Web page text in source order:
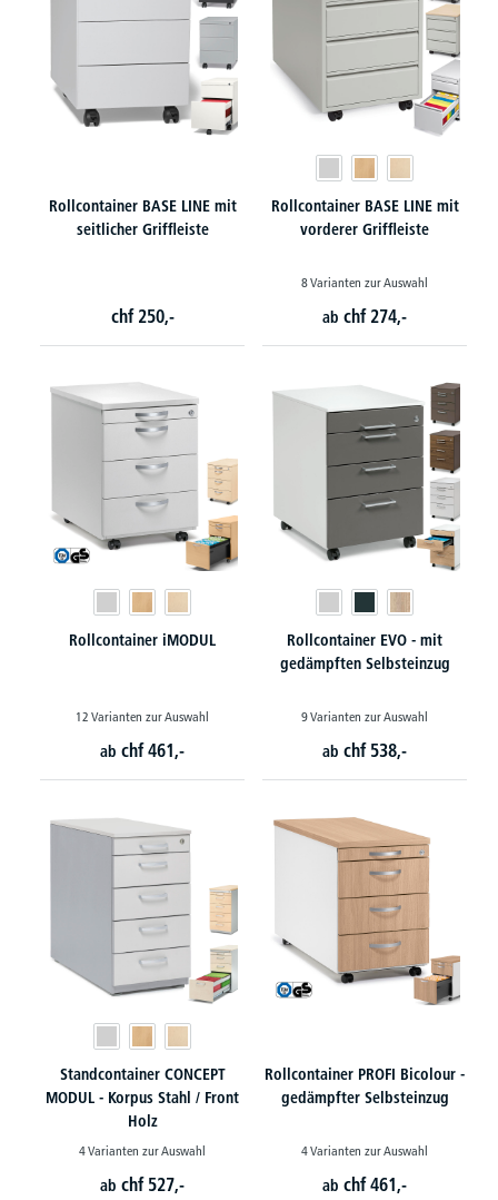
Rollcontainer BASE LINE mit
seitlicher Griffleiste
chf 250,-
Rollcontainer BASE LINE mit
vorderer Griffleiste
8 Varianten zur Auswahl
ab chf 274,-
Rollcontainer iMODUL
12 Varianten zur Auswahl
ab chf 461,-
Rollcontainer EVO - mit
gedämpften Selbsteinzug
9 Varianten zur Auswahl
ab chf 538,-
Standcontainer CONCEPT
MODUL - Korpus Stahl / Front
Holz
4 Varianten zur Auswahl
ab chf 527,-
Rollcontainer PROFI Bicolour -
gedämpfter Selbsteinzug
4 Varianten zur Auswahl
ab chf 461,-